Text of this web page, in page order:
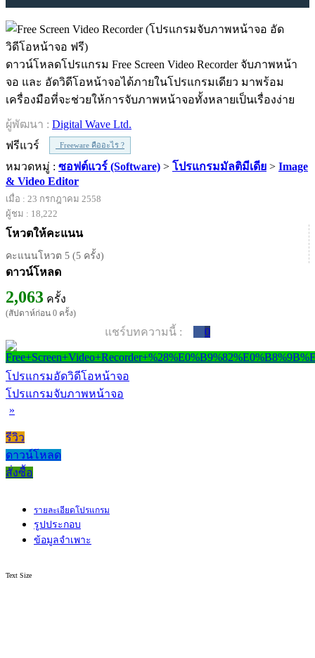
ดาวน์โหลดโปรแกรม Free Screen Video Recorder จับภาพหน้า
จอ และ อัดวิดีโอหน้าจอได้ภายในโปรแกรมเดียว มาพร้อม
เครื่องมือที่จะช่วยให้การจับภาพหน้าจอทั้งหลายเป็นเรื่องง่าย
ผู้พัฒนา : Digital Wave Ltd.
ฟรีแวร์
Freeware คืออะไร ?
หมวดหมู่ : ซอฟต์แวร์ (Software) > โปรแกรมมัลติมีเดีย > Image
& Video Editor
เมื่อ : 23 กรกฎาคม 2558
ผู้ชม : 18,222
โหวตให้คะแนน
คะแนนโหวต 5 (5 ครั้ง)
ดาวน์โหลด
2,063 ครั้ง
(สัปดาห์ก่อน 0 ครั้ง)
แชร์บทความนี้ : 0
โปรแกรมอัดวิดีโอหน้าจอ
โปรแกรมจับภาพหน้าจอ
»
รีวิว
ดาวน์โหลด
สั่งซื้อ
รายละเอียดโปรแกรม
รูปประกอบ
ข้อมูลจำเพาะ
Text Size